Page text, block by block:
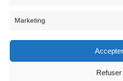
Marketing
Accepter
Refuser
Mentions légales